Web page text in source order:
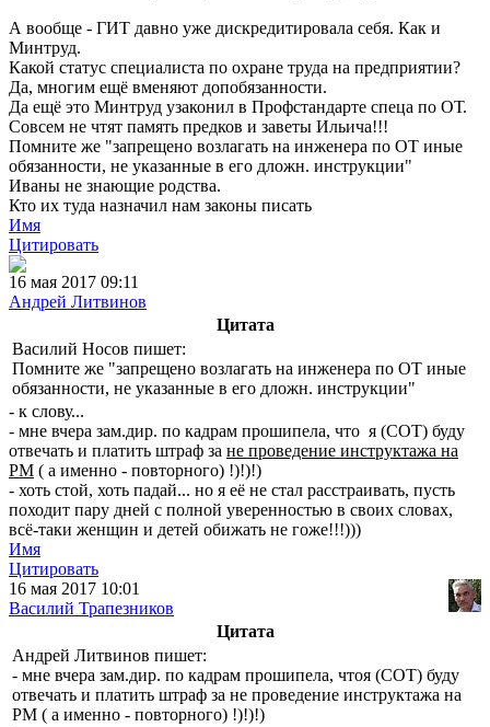
А вообще - ГИТ давно уже дискредитировала себя. Как и
Минтруд.
Какой статус специалиста по охране труда на предприятии?
Да, многим ещё вменяют допобязанности.
Да ещё это Минтруд узаконил в Профстандарте спеца по ОТ.
Совсем не чтят память предков и заветы Ильича!!!
Помните же "запрещено возлагать на инженера по ОТ иные
обязанности, не указанные в его дложн. инструкции"
Иваны не знающие родства.
Кто их туда назначил нам законы писать
Имя
Цитировать
16 мая 2017 09:11
Андрей Литвинов
Цитата
Василий Носов пишет:
Помните же "запрещено возлагать на инженера по ОТ иные
обязанности, не указанные в его дложн. инструкции"
- к слову...
- мне вчера зам.дир. по кадрам прошипела, что я (СОТ) буду
отвечать и платить штраф за не проведение инструктажа на
РМ ( а именно - повторного) !)!)!)
- хоть стой, хоть падай... но я её не стал расстраивать, пусть
походит пару дней с полной уверенностью в своих словах,
всё-таки женщин и детей обижать не гоже!!!)))
Имя
Цитировать
16 мая 2017 10:01
Василий Трапезников
Цитата
Андрей Литвинов пишет:
- мне вчера зам.дир. по кадрам прошипела, чтоя (СОТ) буду
отвечать и платить штраф за не проведение инструктажа на
РМ ( а именно - повторного) !)!)!)